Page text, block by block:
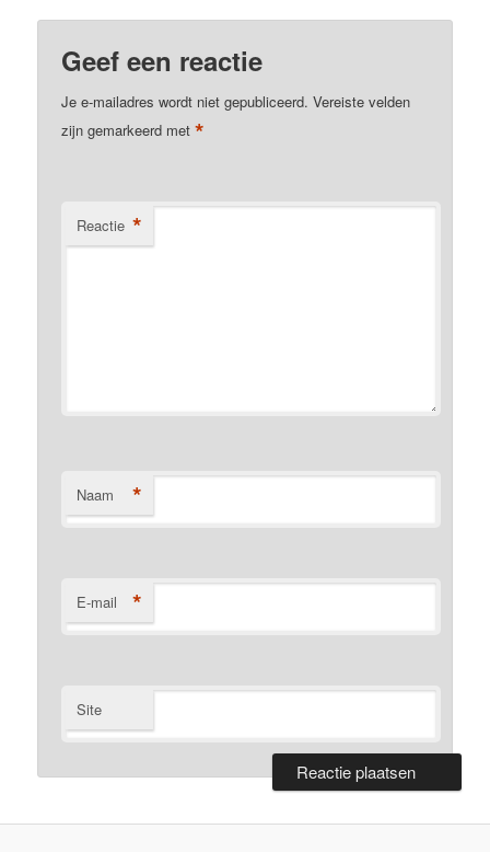
Geef een reactie
Je e-mailadres wordt niet gepubliceerd. Vereiste velden
zijn gemarkeerd met*
Reactie *
Naam *
E-mail *
Site